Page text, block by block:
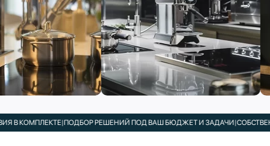
|ПОДБОР РЕШЕНИЙ ПОД ВАШ БЮДЖЕТ И ЗАДАЧИ|СОБСТВЕННЫЙ